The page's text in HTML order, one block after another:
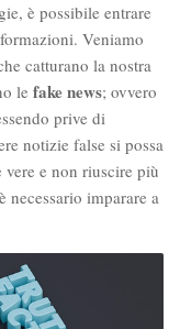
è possibile entrare
Veniamo
catturano la nostra
le fake news; ovvero
prive di
notizie false si possa
e non riuscire più
necessario imparare a